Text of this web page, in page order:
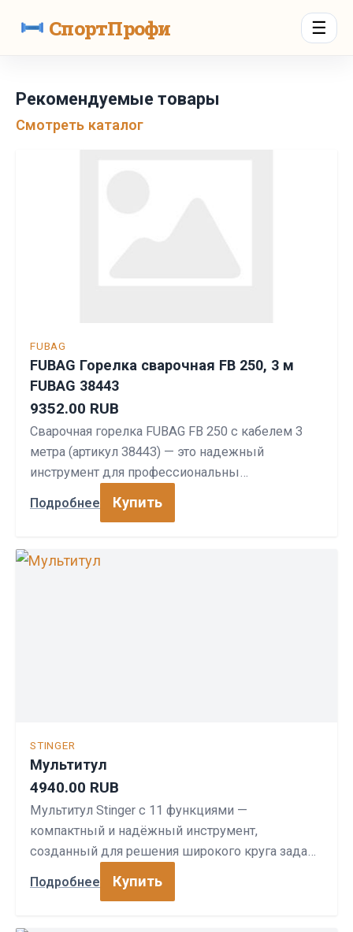
СпортПрофи ☰
Рекомендуемые товары
Смотреть каталог
FUBAG
FUBAG Горелка сварочная FB 250, 3 м
FUBAG 38443
9352.00 RUB
Сварочная горелка FUBAG FB 250 с кабелем 3
метра (артикул 38443) — это надежный
инструмент для профессиональны…
Подробнее Купить
STINGER
Мультитул
4940.00 RUB
Мультитул Stinger с 11 функциями —
компактный и надёжный инструмент,
созданный для решения широкого круга зада…
Подробнее Купить